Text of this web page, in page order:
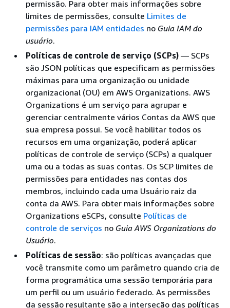
permissão. Para obter mais informações sobre
limites de permissões, consulte Limites de
permissões para IAM entidades no Guia IAM do
usuário.
Políticas de controle de serviço (SCPs) — SCPs
são JSON políticas que especificam as permissões
máximas para uma organização ou unidade
organizacional (OU) em AWS Organizations. AWS
Organizations é um serviço para agrupar e
gerenciar centralmente vários Contas da AWS que
sua empresa possui. Se você habilitar todos os
recursos em uma organização, poderá aplicar
políticas de controle de serviço (SCPs) a qualquer
uma ou a todas as suas contas. Os SCP limites de
permissões para entidades nas contas dos
membros, incluindo cada uma Usuário raiz da
conta da AWS. Para obter mais informações sobre
Organizations eSCPs, consulte Políticas de
controle de serviços no Guia AWS Organizations do
Usuário.
Políticas de sessão: são políticas avançadas que
você transmite como um parâmetro quando cria de
forma programática uma sessão temporária para
um perfil ou um usuário federado. As permissões
da sessão resultante são a interseção das políticas